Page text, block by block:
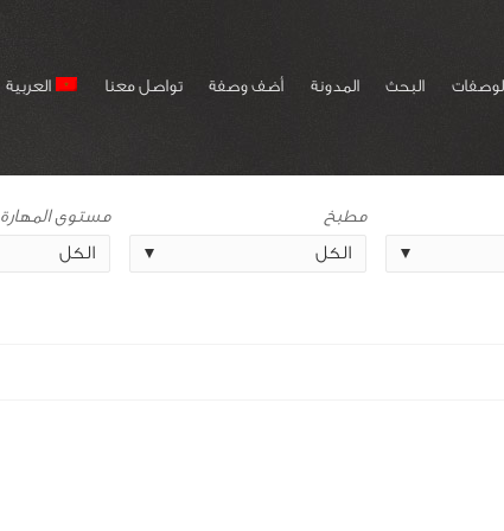
البحث المدونة أضف وصفة تواصل معنا العربية
مطبخ
مستوى المهارة